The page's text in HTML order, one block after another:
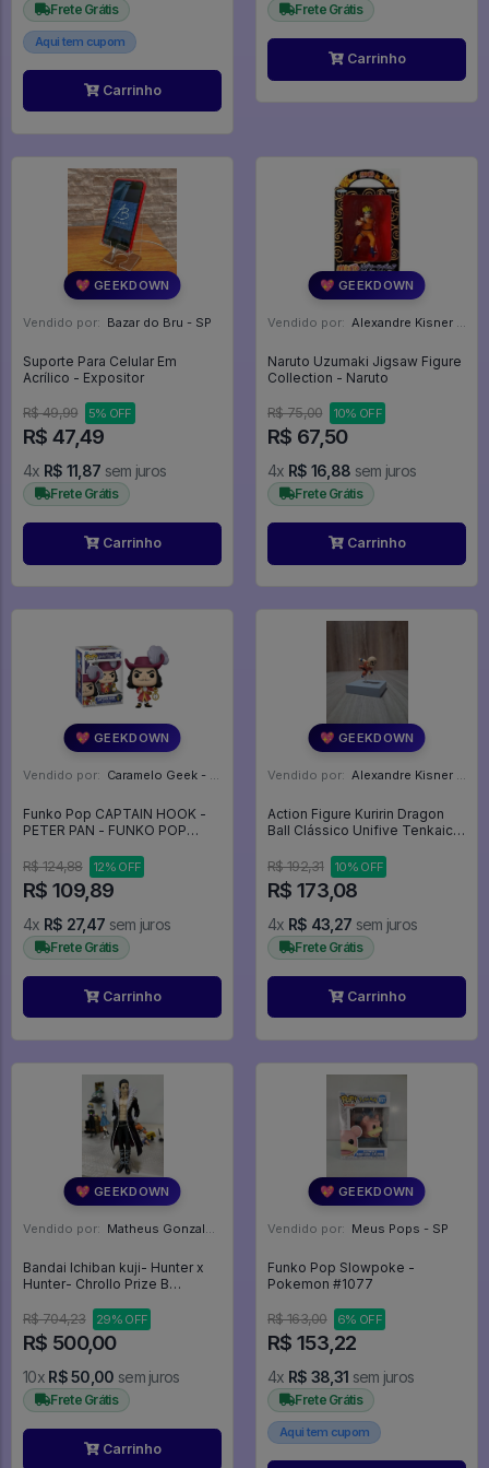
Frete Grátis
Aqui tem cupom
Carrinho
Frete Grátis
Carrinho
💖 GEEKDOWN
Vendido por: Bazar do Bru - SP
Suporte Para Celular Em
Acrílico - Expositor
R$ 49,99 5% OFF
R$ 47,49
4x R$ 11,87 sem juros
Frete Grátis
Carrinho
💖 GEEKDOWN
Vendido por: Alexandre Kisner - PR
Naruto Uzumaki Jigsaw Figure
Collection - Naruto
R$ 75,00 10% OFF
R$ 67,50
4x R$ 16,88 sem juros
Frete Grátis
Carrinho
💖 GEEKDOWN
Vendido por: Caramelo Geek - DF
Funko Pop CAPTAIN HOOK -
PETER PAN - FUNKO POP
R$ 124,88
12% OFF
R$ 109,89
4x R$ 27,47 sem juros
Frete Grátis
Carrinho
💖 GEEKDOWN
Vendido por: Alexandre Kisner - PR
Action Figure Kuririn Dragon
Ball Clássico Unifive Tenkaichi
R$ 192,31
10% OFF
R$ 173,08
4x R$ 43,27 sem juros
Frete Grátis
Carrinho
💖 GEEKDOWN
Vendido por: Matheus Gonzalez Tendulini - SP
Bandai Ichiban kuji- Hunter x
Hunter- Chrollo Prize B
X Hunter
R$ 704,23 29% OFF
R$ 500,00
10x R$ 50,00 sem juros
Frete Grátis
Carrinho
💖 GEEKDOWN
Vendido por: Meus Pops - SP
Funko Pop Slowpoke -
Pokemon #1077
R$ 163,00 6% OFF
R$ 153,22
4x R$ 38,31 sem juros
Frete Grátis
Aqui tem cupom